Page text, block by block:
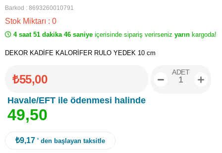
Barkod : 8693260010791
Stok Miktarı : 0
4 saat 51 dakika 46 saniye içerisinde sipariş verirseniz yarın kargoda!
DEKOR KADİFE KALORİFER RULO YEDEK 10 cm
₺55,00
Havale/EFT ile ödenmesi halinde
49,50
ADET
₺9,17 ' den başlayan taksitle